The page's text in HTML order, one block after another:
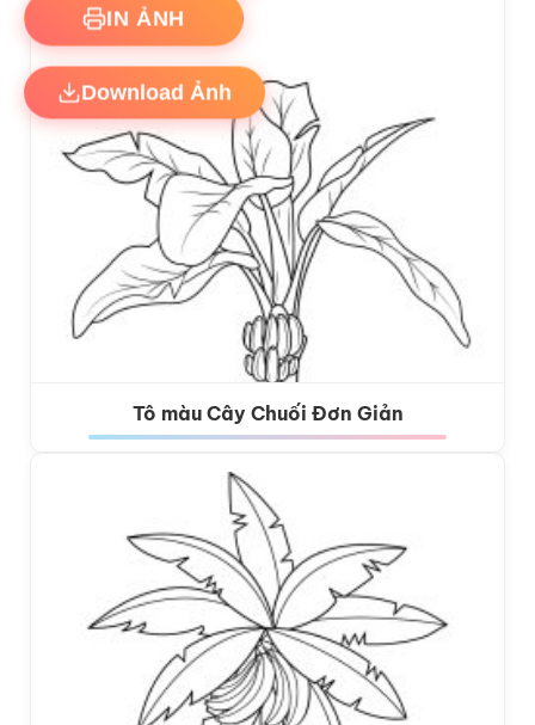
Tô màu Cây Chuối Đơn Giản
IN ẢNH
Download Ảnh